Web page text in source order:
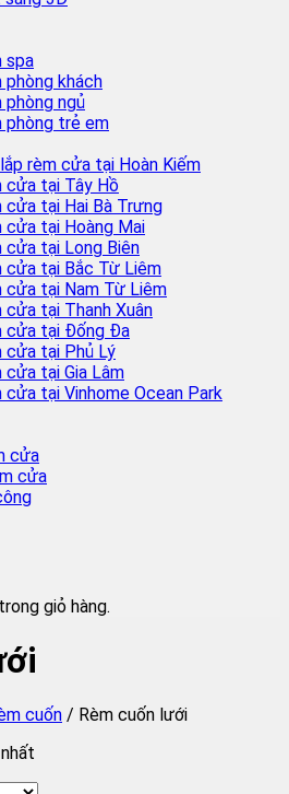
spa
phòng khách
phòng ngủ
phòng trẻ em
rèm cửa tại Hoàn Kiếm
cửa tại Tây Hồ
cửa tại Hai Bà Trưng
cửa tại Hoàng Mai
cửa tại Long Biên
cửa tại Bắc Từ Liêm
cửa tại Nam Từ Liêm
cửa tại Thanh Xuân
cửa tại Đống Đa
cửa tại Phủ Lý
cửa tại Gia Lâm
cửa tại Vinhome Ocean Park
cửa
cửa
giỏ hàng.
cuốn / Rèm cuốn lưới